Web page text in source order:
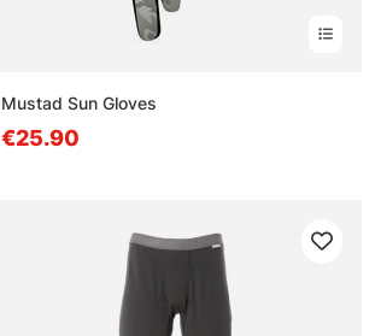
Mustad Sun Gloves
€25.90